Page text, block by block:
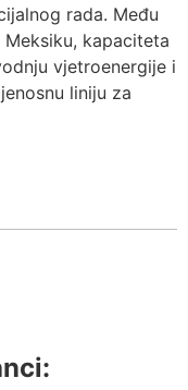
rada. Među
kapaciteta
vjetroenergije i
liniju za